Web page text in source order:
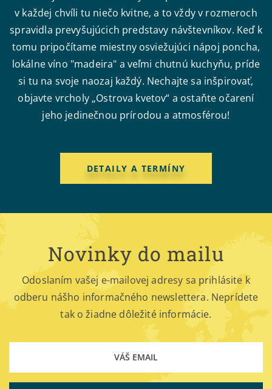
v každej chvíli tu niečo kvitne, a to vždy v rozmeroch
spravidla prevyšujúcich predstavy návštevníkov. Keď k
tomu pripočítame miestny osviežujúci nápoj poncha,
lokálne víno "madeira" a veľmi chutnú kuchyňu, príde
si tu na svoje naozaj každý. Nechajte sa inšpirovať,
objavte vrcholy „Ostrova kvetov“ a ostaňte očarení
jeho jedinečnou prírodou a atmosférou!
DETAILY A TERMÍNY
Novinky do mailu
Odoslaním vašej e-mailovej adresy sa prihlásite k
odberu nášho informačného newslettera. Neprídete
tak o žiadne dôležité informácie.